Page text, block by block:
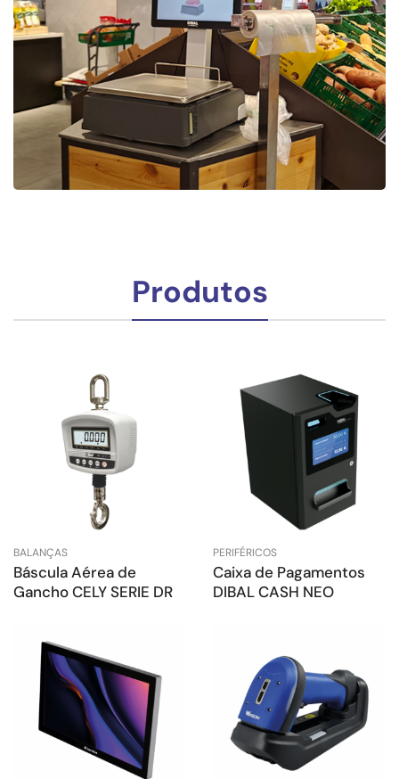
Produtos
BALANÇAS
Báscula Aérea de
Gancho CELY SERIE DR
PERIFÉRICOS
Caixa de Pagamentos
DIBAL CASH NEO